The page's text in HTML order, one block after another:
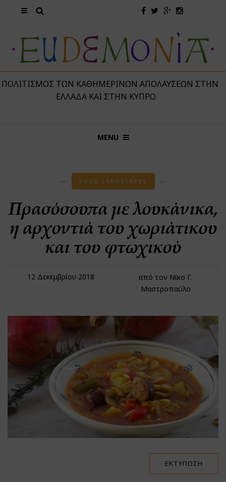
ΤΩΝ ΚΑΘΗΜΕΡΙΝΏΝ ΑΠΟΛΑΎΣΕΩΝ ΣΤΗΝ
ΕΛΛΆΔΑ ΚΑΙ ΣΤΗΝ ΚΎΠΡΟ
MENU
FOOD LANDSCAPES
Πρασόσουπα με λουκάνικα,
η αρχοντιά του χωριάτικου
και του φτωχικού
12 Δεκεμβρίου 2018
από τον Νίκο Γ.
Μαστροπαύλο
ΕΚΤΎΠΩΣΗ